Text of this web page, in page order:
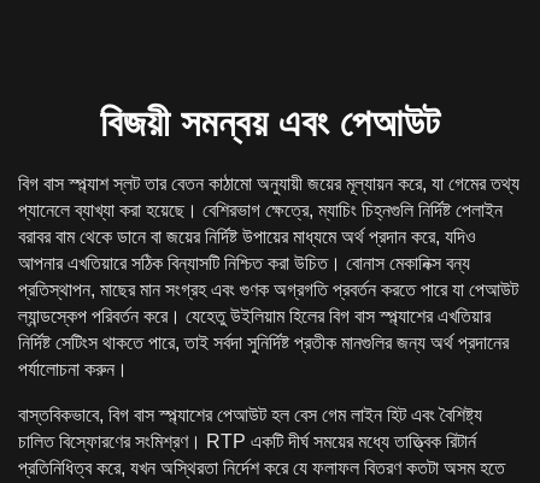
বিজয়ী সমন্বয় এবং পেআউট
বিগ বাস স্প্ল্যাশ স্লট তার বেতন কাঠামো অনুযায়ী জয়ের মূল্যায়ন করে, যা গেমের তথ্য
প্যানেলে ব্যাখ্যা করা হয়েছে। বেশিরভাগ ক্ষেত্রে, ম্যাচিং চিহ্নগুলি নির্দিষ্ট পেলাইন
বরাবর বাম থেকে ডানে বা জয়ের নির্দিষ্ট উপায়ের মাধ্যমে অর্থ প্রদান করে, যদিও
আপনার এখতিয়ারে সঠিক বিন্যাসটি নিশ্চিত করা উচিত। বোনাস মেকানিক্স বন্য
প্রতিস্থাপন, মাছের মান সংগ্রহ এবং গুণক অগ্রগতি প্রবর্তন করতে পারে যা পেআউট
ল্যান্ডস্কেপ পরিবর্তন করে। যেহেতু উইলিয়াম হিলের বিগ বাস স্প্ল্যাশের এখতিয়ার
নির্দিষ্ট সেটিংস থাকতে পারে, তাই সর্বদা সুনির্দিষ্ট প্রতীক মানগুলির জন্য অর্থ প্রদানের
পর্যালোচনা করুন।
বাস্তবিকভাবে, বিগ বাস স্প্ল্যাশের পেআউট হল বেস গেম লাইন হিট এবং বৈশিষ্ট্য
চালিত বিস্ফোরণের সংমিশ্রণ। RTP একটি দীর্ঘ সময়ের মধ্যে তাত্ত্বিক রিটার্ন
প্রতিনিধিত্ব করে, যখন অস্থিরতা নির্দেশ করে যে ফলাফল বিতরণ কতটা অসম হতে